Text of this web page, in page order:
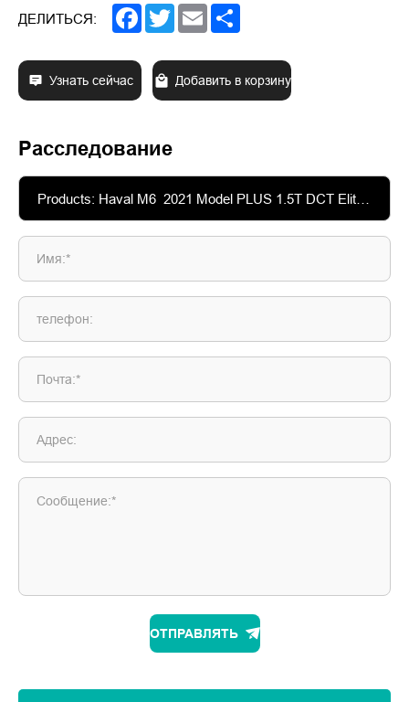
ДЕЛИТЬСЯ: Facebook
TwitterEmail
Узнать сейчас Добавить в корзину
Расследование
Имя:*
телефон:
Почта:*
Адрес:
Сообщение:*
ОТПРАВЛЯТЬ